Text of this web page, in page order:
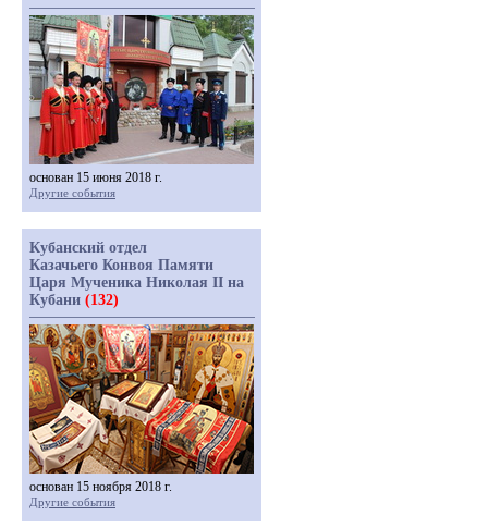
основан 15 июня 2018 г.
Другие события
Кубанский отдел
Казачьего Конвоя Памяти
Царя Мученика Николая II на
Кубани (132)
основан 15 ноября 2018 г.
Другие события